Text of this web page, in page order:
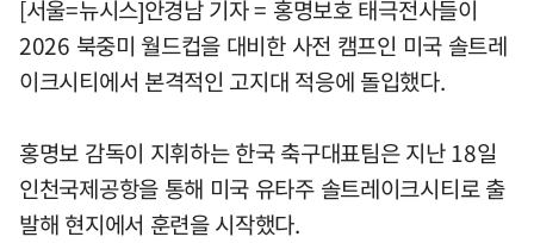
[서울=뉴시스]안경남 기자 = 홍명보호 태극전사들이
2026 북중미 월드컵을 대비한 사전 캠프인 미국 솔트레
이크시티에서 본격적인 고지대 적응에 돌입했다.
홍명보 감독이 지휘하는 한국 축구대표팀은 지난 18일
인천국제공항을 통해 미국 유타주 솔트레이크시티로 출
발해 현지에서 훈련을 시작했다.